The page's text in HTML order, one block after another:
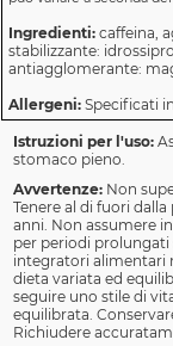
Ingredienti: caffeina,
stabilizzante:
antiagglomerante:
Allergeni: Specificati in
Istruzioni per l'uso:
stomaco pieno.
Avvertenze: Non
Tenere al di fuori
anni. Non assumere
per periodi prolungati
integratori alimentari
dieta variata ed
seguire uno stile di
equilibrata.
Richiudere